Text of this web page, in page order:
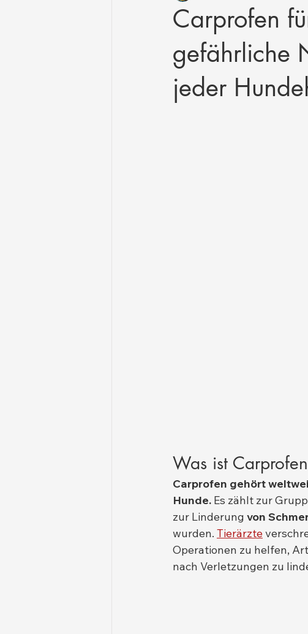
Carprofen
gefährliche
jeder
Was ist
Carprofen gehört
Hunde. Es zählt zur
zur Linderung von
wurden. Tierärzte
Operationen zu helfen,
nach Verletzungen zu